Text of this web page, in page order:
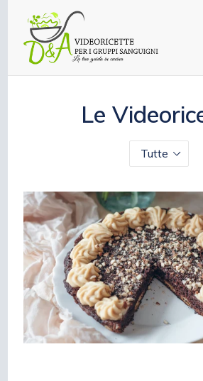
contenuto
Le